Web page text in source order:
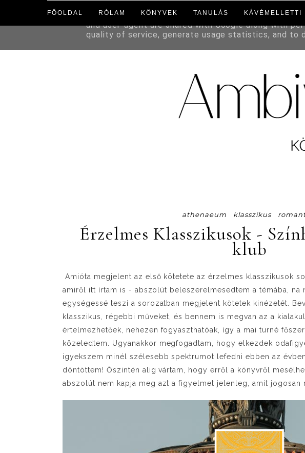
FŐOLDAL RÓLAM KÖNYVEK TANULÁS KÁVÉMELLETTI
athenaeum klasszikus
Érzelmes Klasszikusok -
klub
Amióta megjelent az első kötetete az érzelmes klasszikusok
amiről itt írtam is - abszolút beleszerelmesedtem a témába, na
egységessé teszi a sorozatban megjelent kötetek kinézetét.
klasszikus, régebbi műveket, és bennem is megvan az a
értelmezhetőek, nehezen fogyaszthatóak, így a mai turné
közeledtem. Ugyanakkor megfogadtam, hogy elkezdek
igyekszem minél szélesebb spektrumot lefedni ebben az
döntöttem! Őszintén alig vártam, hogy erről a könyvről
abszolút nem kapja meg azt a figyelmet jelenleg, amit jogosan
This site uses cookies from Google to deliver its
and user-agent are shared with Google along with
quality of service, generate usage statistics, and to